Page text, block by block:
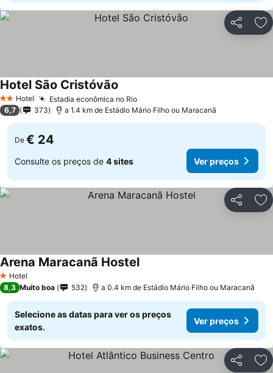
Partilhar
2 Estrelas
Hotel Estadia econômica no Rio
Hotel São Cristóvão
6,7 373 a 1.4 km de Estádio Mário Filho ou Maracanã
De € 24
Consulte os preços de 4 sites Ver preços
Partilhar
1 Estrelas
Hotel
Arena Maracanã Hostel
8,3 Muito boa 532 a 0.4 km de Estádio Mário Filho ou Maracanã
Selecione as datas para ver os preços
exatos.
Ver preços
Partilhar